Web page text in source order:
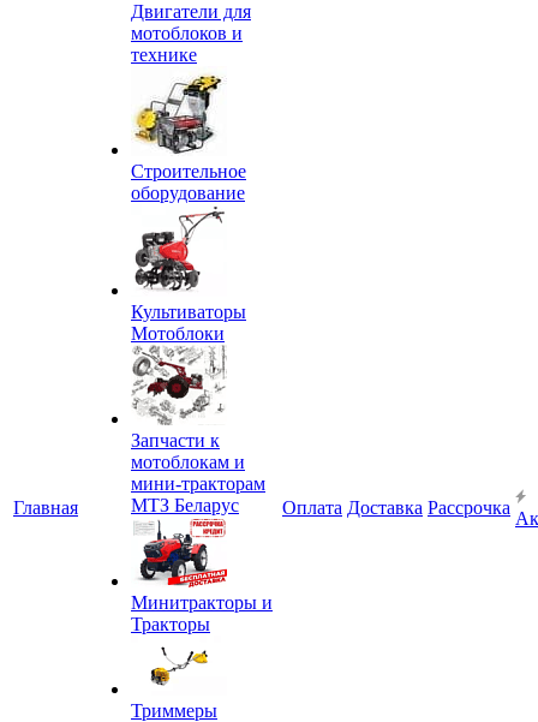
Главная
Двигатели для
мотоблоков и
технике
Строительное
оборудование
Культиваторы
Мотоблоки
Запчасти к
мотоблокам и
мини-тракторам
МТЗ Беларус
Минитракторы и
Тракторы
Триммеры
Оплата Доставка Рассрочка